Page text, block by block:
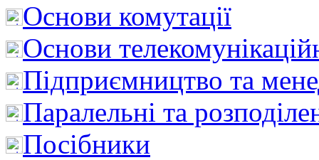
Основи комутації
Основи
Підприємництво та
Паралельні та
Посібники